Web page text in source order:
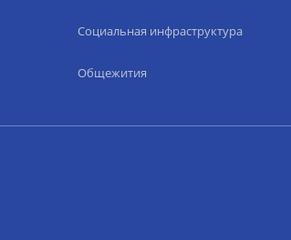
Социальная инфраструктура
Общежития